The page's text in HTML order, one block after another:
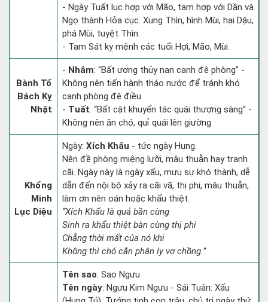
- Ngày Tuất lục hợp với Mão, tam hợp với Dần và
Ngọ thành Hỏa cục. Xung Thìn, hình Mùi, hại Dậu,
phá Mùi, tuyệt Thìn.
- Tam Sát kỵ mệnh các tuổi Hợi, Mão, Mùi.
Bành Tổ
Bách Kỵ
Nhật
- Nhâm: “Bất ương thủy nan canh đê phòng” -
Không nên tiến hành tháo nước để tránh khó
canh phòng đê điều
- Tuất: “Bất cật khuyển tác quái thượng sàng” -
Không nên ăn chó, quỉ quái lên giường
Khổng
Minh
Lục Diệu
Ngày: Xích Khẩu - tức ngày Hung.
Nên đề phòng miệng lưỡi, mâu thuẫn hay tranh
cãi. Ngày này là ngày xấu, mưu sự khó thành, dễ
dẫn đến nội bộ xảy ra cãi vã, thị phi, mâu thuẫn,
làm ơn nên oán hoặc khẩu thiệt.
“Xích Khẩu là quả bần cùng
Sinh ra khẩu thiệt bàn cùng thị phi
Chẳng thời mất của nó khi
Không thì chó cắn phân ly vợ chồng.”
Tên sao: Sao Ngưu
Tên ngày: Ngưu Kim Ngưu - Sái Tuân: Xấu